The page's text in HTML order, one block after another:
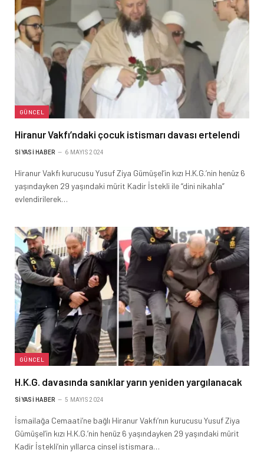
GÜNCEL
Hiranur Vakfı’ndaki çocuk istismarı davası ertelendi
SIYASI HABER 6 MAYIS 2024
Hiranur Vakfı kurucusu Yusuf Ziya Gümüşel’in kızı H.K.G.’nin henüz 6
yaşındayken 29 yaşındaki mürit Kadir İstekli ile “dini nikahla”
evlendirilerek…
GÜNCEL
H.K.G. davasında sanıklar yarın yeniden yargılanacak
SIYASI HABER 5 MAYIS 2024
İsmailağa Cemaati’ne bağlı Hiranur Vakfı’nın kurucusu Yusuf Ziya
Gümüşel’in kızı H.K.G.’nin henüz 6 yaşındayken 29 yaşındaki mürit
Kadir İstekli’nin yıllarca cinsel istismara…